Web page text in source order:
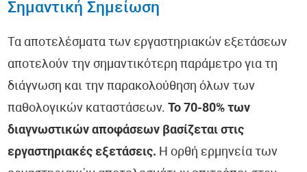
Σημαντική Σημείωση
Τα αποτελέσματα των εργαστηριακών εξετάσεων
αποτελούν την σημαντικότερη παράμετρο για τη
διάγνωση και την παρακολούθηση όλων των
παθολογικών καταστάσεων. Το 70-80% των
διαγνωστικών αποφάσεων βασίζεται στις
εργαστηριακές εξετάσεις. Η ορθή ερμηνεία των